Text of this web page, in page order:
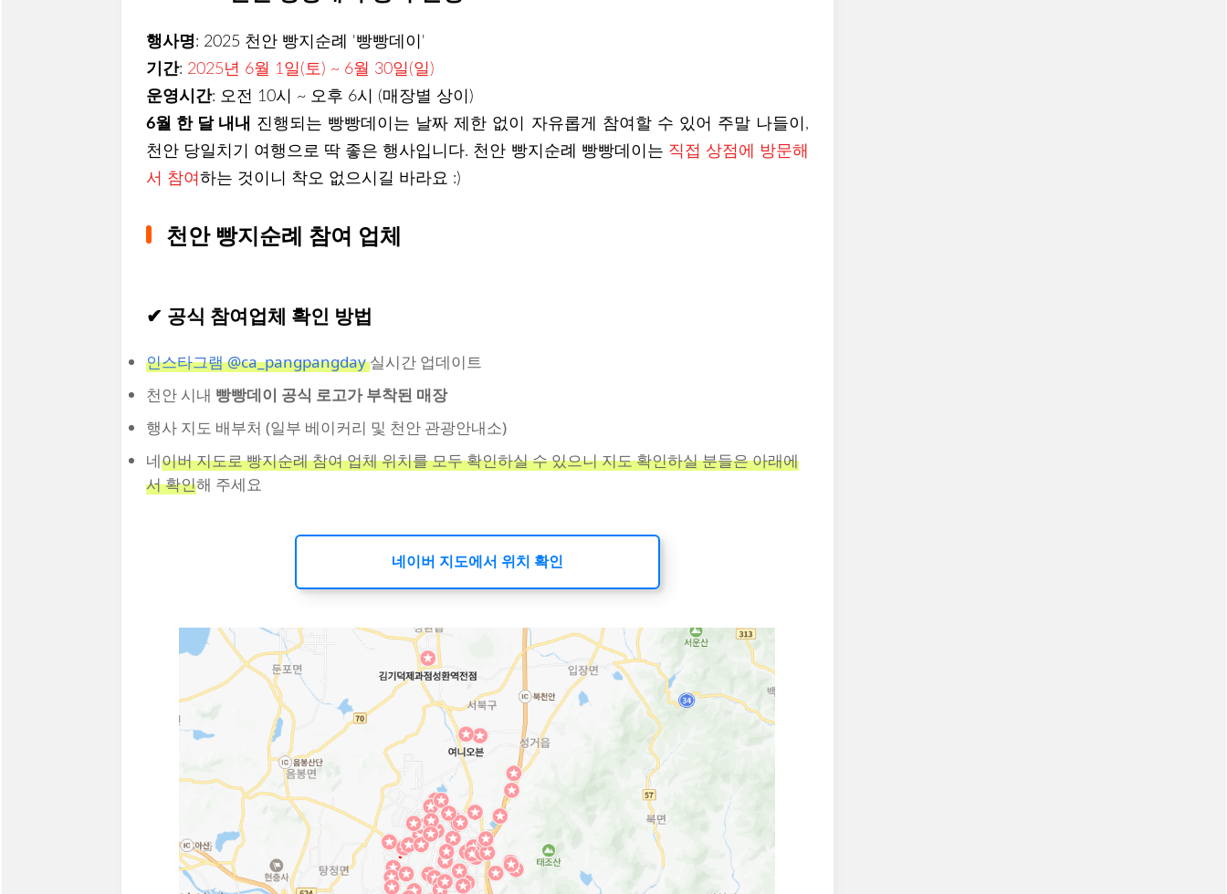
행사명: 2025 천안 빵지순례 '빵빵데이'
기간: 2025년 6월 1일(토) ~ 6월 30일(일)
운영시간: 오전 10시 ~ 오후 6시 (매장별 상이)
6월 한 달 내내
진행되는 빵빵데이는 날짜 제한 없이 자유롭게 참여할 수 있어 주말 나들이,
천안 당일치기 여행으로 딱 좋은 행사입니다. 천안 빵지순례 빵빵데이는 직접 상점에 방문해
서 참여 하는 것이니 착오 없으시길 바라요 :)
천안 빵지순례 참여 업체
✔ 공식 참여업체 확인 방법
인스타그램 @ca_pangpangday실시간 업데이트
천안 시내 빵빵데이 공식 로고가 부착된 매장
행사 지도 배부처 (일부 베이커리 및 천안 관광안내소)
네이버 지도로 빵지순례 참여 업체 위치를 모두 확인하실 수 있으니 지도 확인하실 분들은 아래에
서 확인해 주세요
네이버 지도에서 위치 확인